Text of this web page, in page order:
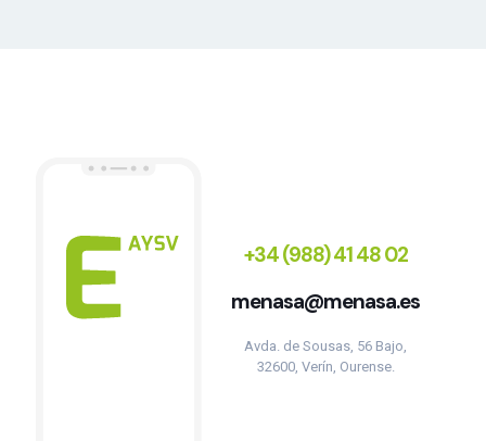
+34 (988) 41 48 02
menasa@menasa.es
Avda. de Sousas, 56 Bajo,
32600, Verín, Ourense.